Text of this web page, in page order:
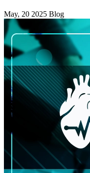
May, 20 2025 Blog